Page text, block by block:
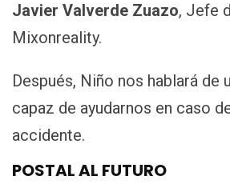
Javier Valverde Zuazo, Jefe
Mixonreality.
Después, Niño nos hablará de
capaz de ayudarnos en caso
accidente.
POSTAL AL FUTURO